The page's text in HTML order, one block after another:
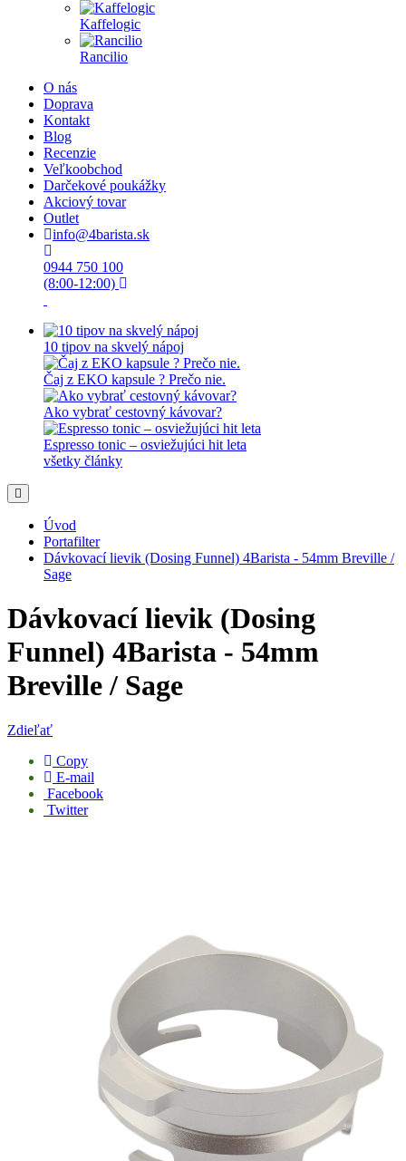
Kaffelogic
Rancilio
O nás
Doprava
Kontakt
Blog
Recenzie
Veľkoobchod
Darčekové poukážky
Akciový tovar
Outlet
info@4barista.sk
0944 750 100
(8:00-12:00)
10 tipov na skvelý nápoj
Čaj z EKO kapsule ? Prečo nie.
Ako vybrať cestovný kávovar?
Espresso tonic – osviežujúci hit leta
všetky články
Úvod
Portafilter
Dávkovací lievik (Dosing Funnel) 4Barista - 54mm Breville /
Sage
Dávkovací lievik (Dosing
Funnel) 4Barista - 54mm
Breville / Sage
Zdieľať
Copy
E-mail
Facebook
Twitter